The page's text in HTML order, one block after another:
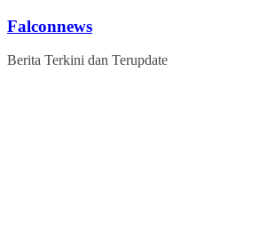
Skip
content
Falconnews
Berita Terkini dan Terupdate